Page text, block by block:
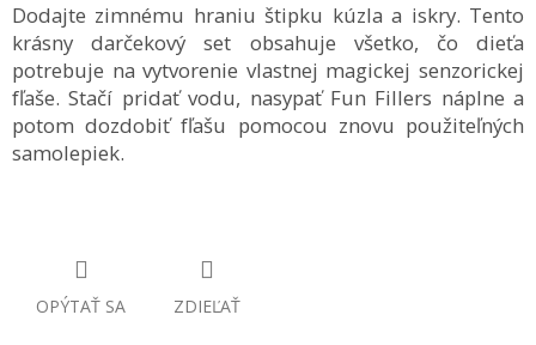
Dodajte zimnému hraniu štipku kúzla a iskry. Tento
krásny darčekový set obsahuje všetko, čo dieťa
potrebuje na vytvorenie vlastnej magickej senzorickej
fľaše. Stačí pridať vodu, nasypať Fun Fillers náplne a
potom dozdobiť fľašu pomocou znovu použiteľných
samolepiek.
OPÝTAŤ SA ZDIEĽAŤ